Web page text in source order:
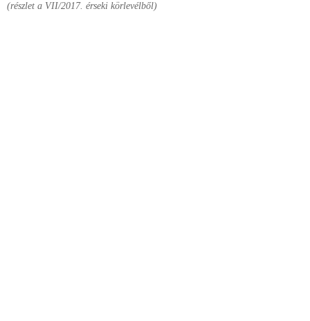
(részlet a VII/2017. érseki körlevélből)